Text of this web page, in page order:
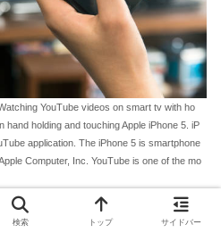
YouTube videos on smart tv with ho
hand holding and touching Apple iPhone 5. iP
application. The iPhone 5 is smartphone
Computer, Inc. YouTube is one of the mo
検索 トップ サイドバー